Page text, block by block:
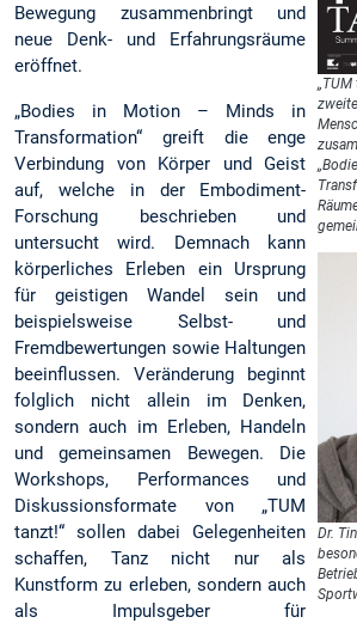
Dr.
Bewegung zusammenbringt und
neue Denk- und Erfahrungsräume
eröffnet.
„Bodies in Motion – Minds in
Transformation“ greift die enge
Verbindung von Körper und Geist
auf, welche in der Embodiment-
Forschung beschrieben und
untersucht wird. Demnach kann
körperliches Erleben ein Ursprung
für geistigen Wandel sein und
beispielsweise Selbst- und
Fremdbewertungen sowie Haltungen
beeinflussen. Veränderung beginnt
folglich nicht allein im Denken,
sondern auch im Erleben, Handeln
und gemeinsamen Bewegen. Die
Workshops, Performances und
Diskussionsformate von „TUM
tanzt!“ sollen dabei Gelegenheiten
schaffen, Tanz nicht nur als
Kunstform zu erleben, sondern auch
als Impulsgeber für